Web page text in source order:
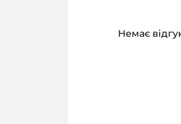
Немає